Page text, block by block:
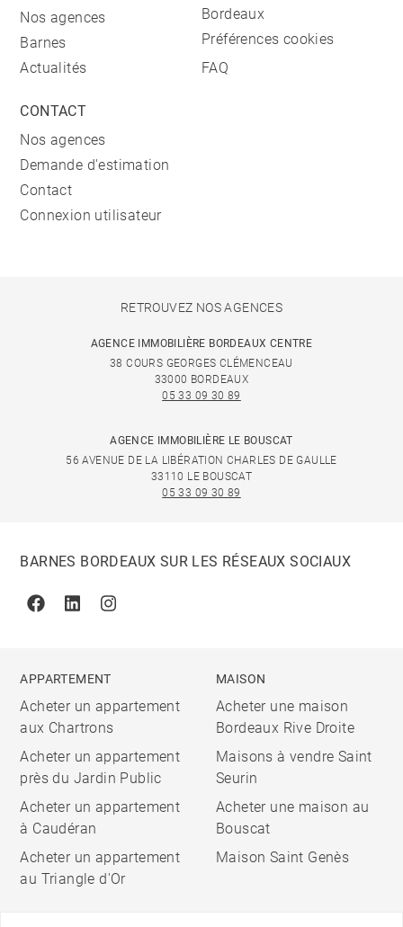
Nos agences
Barnes
Actualités
Bordeaux
Préférences cookies
FAQ
CONTACT
Nos agences
Demande d'estimation
Contact
Connexion utilisateur
RETROUVEZ NOS AGENCES
AGENCE IMMOBILIÈRE BORDEAUX CENTRE
38 COURS GEORGES CLÉMENCEAU
33000 BORDEAUX
05 33 09 30 89
AGENCE IMMOBILIÈRE LE BOUSCAT
56 AVENUE DE LA LIBÉRATION CHARLES DE GAULLE
33110 LE BOUSCAT
05 33 09 30 89
BARNES BORDEAUX SUR LES RÉSEAUX SOCIAUX
FacebookLinkedinInstagram
APPARTEMENT
Acheter un appartement
aux Chartrons
Acheter un appartement
près du Jardin Public
Acheter un appartement
à Caudéran
Acheter un appartement
au Triangle d'Or
MAISON
Acheter une maison
Bordeaux Rive Droite
Maisons à vendre Saint
Seurin
Acheter une maison au
Bouscat
Maison Saint Genès